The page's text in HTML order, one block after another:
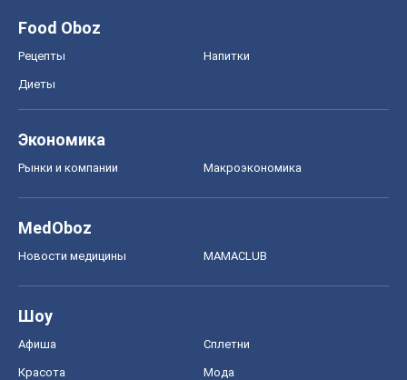
Food Oboz
Рецепты Напитки
Диеты
Экономика
Рынки и компании Mакроэкономика
MedOboz
Новости медицины MAMACLUB
Шоу
Афиша Сплетни
Красота Мода